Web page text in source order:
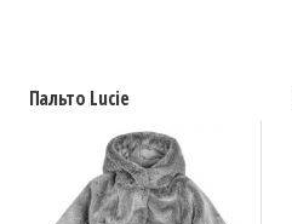
Пальто Lucie